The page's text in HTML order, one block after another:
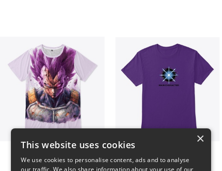
$40 $23
×
This website uses cookies
We use cookies to personalise content, ads and to analyse
our traffic. We also share information about your use of our